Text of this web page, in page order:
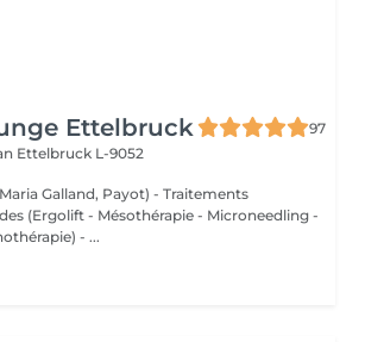
Ettelbruck
97
Ettelbruck L-9052
Galland, Payot) - Traitements
(Ergolift - Mésothérapie - Microneedling -
- ...